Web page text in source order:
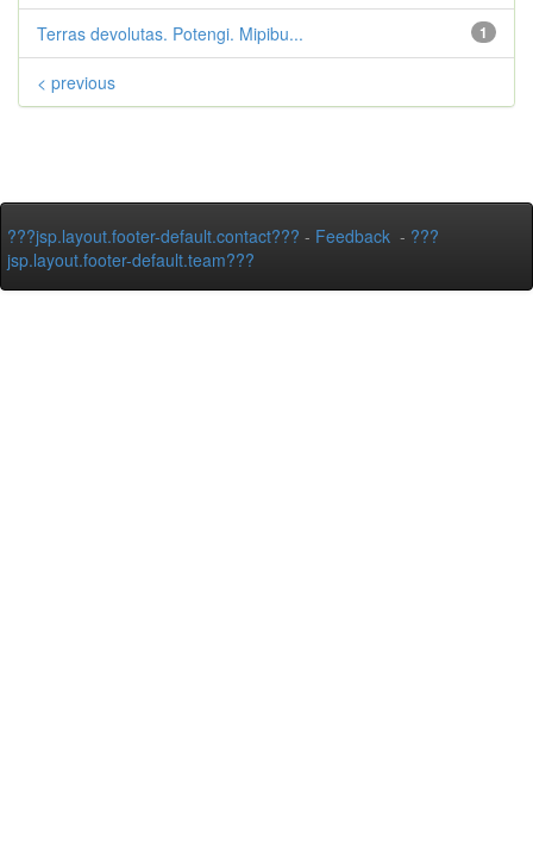
1
Terras devolutas. Potengi. Mipibu...
< previous
???jsp.layout.footer-default.contact??? - Feedback - ???
jsp.layout.footer-default.team???